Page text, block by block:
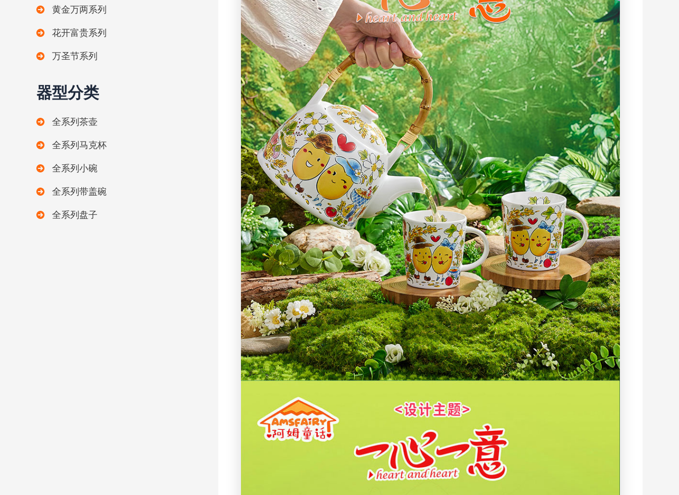
黄金万两系列
花开富贵系列
万圣节系列
器型分类
全系列茶壶
全系列马克杯
全系列小碗
全系列带盖碗
全系列盘子